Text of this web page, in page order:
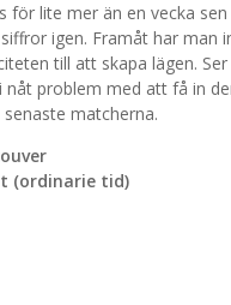
för lite mer än en vecka
igen. Framåt har man
till att skapa lägen.
problem med att få in
matcherna.
(ordinarie tid)